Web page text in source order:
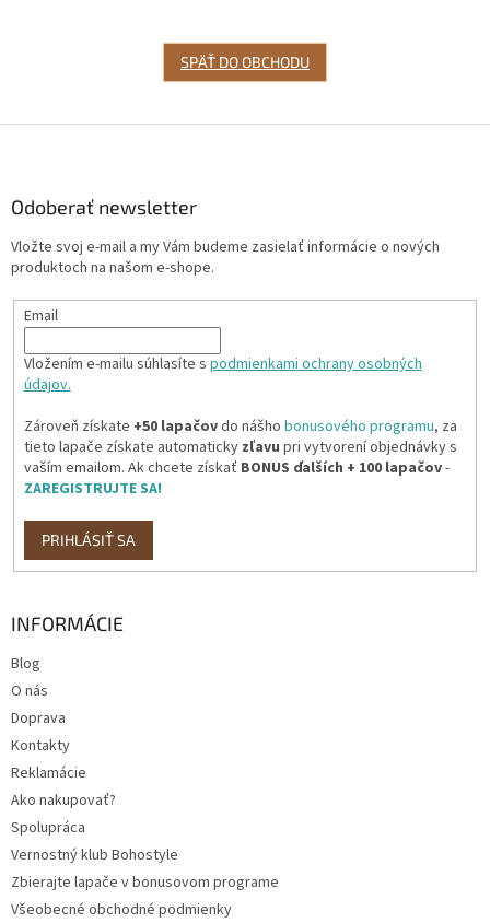
SPÄŤ DO OBCHODU
Odoberať newsletter
Vložte svoj e-mail a my Vám budeme zasielať informácie o nových
produktoch na našom e-shope.
Email
Vložením e-mailu súhlasíte s podmienkami ochrany osobných
údajov.
Zároveň získate +50 lapačovdo nášho bonusového programu, za
tieto lapače získate automaticky zľavu pri vytvorení objednávky s
vaším emailom. Ak chcete získať BONUS ďalších + 100 lapačov-
ZAREGISTRUJTE SA!
PRIHLÁSIŤ SA
INFORMÁCIE
Blog
O nás
Doprava
Kontakty
Reklamácie
Ako nakupovať?
Spolupráca
Vernostný klub Bohostyle
Zbierajte lapače v bonusovom programe
Všeobecné obchodné podmienky